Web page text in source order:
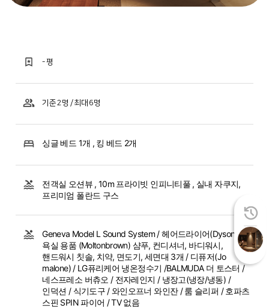
- 평
기준 2명 / 최대 6명
싱글 베드 1개 , 킹 베드 2개
전객실 오션뷰 , 10m 프라이빗 인피니티풀 , 실내 자쿠지,
프리미엄 폴란드 구스
Geneva Model L Sound System / 헤어드라이어(Dyson) /
욕실 용품 (Moltonbrown) 샴푸, 컨디셔너, 바디워시,
핸드워시 칫솔, 치약, 면도기, 세면대 3개 / 디퓨저(Jo
malone) / LG퓨리케어 냉온정수기 /BALMUDA 더 토스터 /
네스프레소 버츄오 / 전자레인지 / 냉장고(냉장/냉동) /
인덕션 / 식기도구 / 와인오프너 와인잔 / 룸 슬리퍼 / 호파츠
스핀 SPIN 파이어 / TV 없음